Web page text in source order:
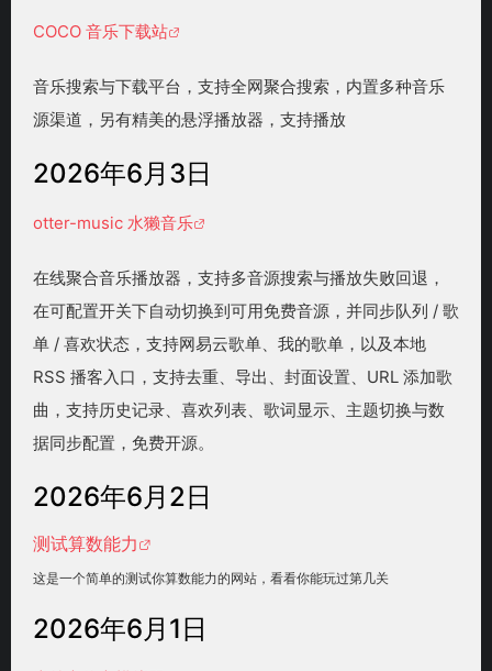
COCO 音乐下载站
音乐搜索与下载平台，支持全网聚合搜索，内置多种音乐
源渠道，另有精美的悬浮播放器，支持播放
2026年6月3日
otter-music 水獭音乐
在线聚合音乐播放器，支持多音源搜索与播放失败回退，
在可配置开关下自动切换到可用免费音源，并同步队列 / 歌
单 / 喜欢状态，支持网易云歌单、我的歌单，以及本地
RSS 播客入口，支持去重、导出、封面设置、URL 添加歌
曲，支持历史记录、喜欢列表、歌词显示、主题切换与数
据同步配置，免费开源。
2026年6月2日
测试算数能力
这是一个简单的测试你算数能力的网站，看看你能玩过第几关
2026年6月1日